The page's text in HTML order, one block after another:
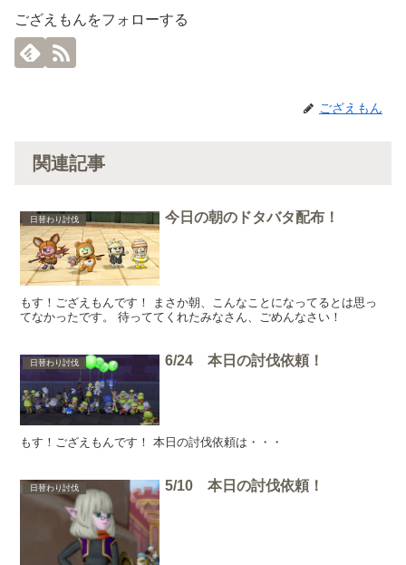
ござえもんをフォローする
ござえもん
関連記事
日替わり討伐 今日の朝のドタバタ配布！
もす！ござえもんです！ まさか朝、こんなことになってるとは思っ
てなかったです。 待っててくれたみなさん、ごめんなさい！
日替わり討伐 6/24 本日の討伐依頼！
もす！ござえもんです！ 本日の討伐依頼は・・・
日替わり討伐 5/10 本日の討伐依頼！